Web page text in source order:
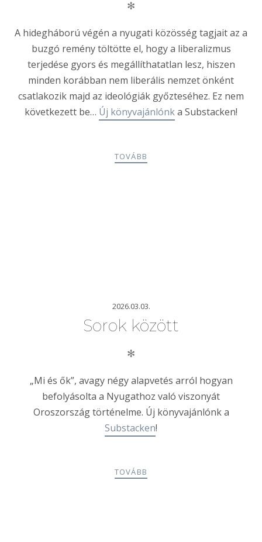
✻
A hidegháború végén a nyugati közösség tagjait az a
buzgó remény töltötte el, hogy a liberalizmus
terjedése gyors és megállíthatatlan lesz, hiszen
minden korábban nem liberális nemzet önként
csatlakozik majd az ideológiák győzteséhez. Ez nem
következett be… Új könyvajánlónka Substacken!
TOVÁBB
2026.03.03.
Sorok között
✻
„Mi és ők”, avagy négy alapvetés arról hogyan
befolyásolta a Nyugathoz való viszonyát
Oroszország történelme. Új könyvajánlónk a
Substacken!
TOVÁBB